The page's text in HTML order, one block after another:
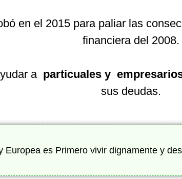
en el 2015 para paliar las
financiera del 2008.
a particuales y
sus deudas.
Europea es Primero vivir dignamente y